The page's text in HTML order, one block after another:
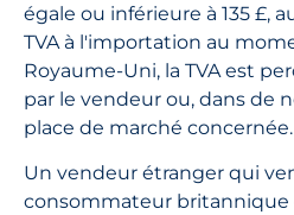
égale ou inférieure à 135 £,
TVA à l'importation au
Royaume-Uni, la TVA est
par le vendeur ou, dans de
place de marché concernée.
Un vendeur étranger qui
consommateur britannique